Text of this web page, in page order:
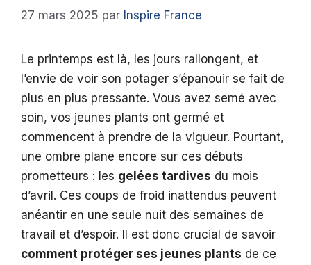
27 mars 2025 par Inspire France
Le printemps est là, les jours rallongent, et
l’envie de voir son potager s’épanouir se fait de
plus en plus pressante. Vous avez semé avec
soin, vos jeunes plants ont germé et
commencent à prendre de la vigueur. Pourtant,
une ombre plane encore sur ces débuts
prometteurs : les gelées tardives du mois
d’avril. Ces coups de froid inattendus peuvent
anéantir en une seule nuit des semaines de
travail et d’espoir. Il est donc crucial de savoir
comment protéger ses jeunes plants de ce